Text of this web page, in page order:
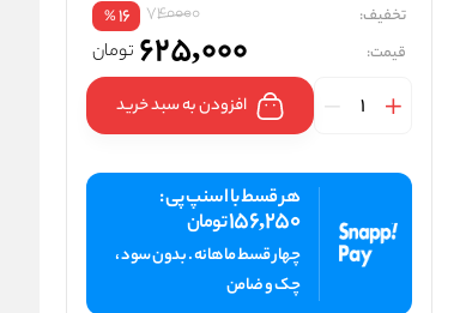
تخفیف: 740000
16
%
قیمت: 625,000 تومان
افزودن به سبد خرید
هر قسط با اسنپ پی :
156,250تومان
چهار قسط ماهانه . بدون سود ،
چک و ضامن